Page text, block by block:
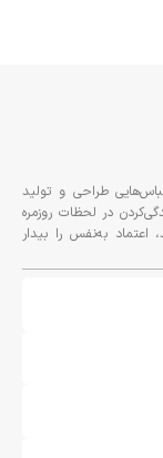
طراحی و تولید
در لحظات روزمره
به‌نفس را بیدار